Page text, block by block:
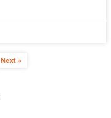
Next »